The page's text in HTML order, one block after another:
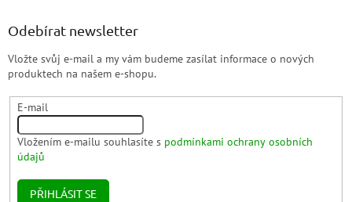
Odebírat newsletter
Vložte svůj e-mail a my vám budeme zasílat informace o nových
produktech na našem e-shopu.
E-mail
Vložením e-mailu souhlasíte s podmínkami ochrany osobních
údajů
PŘIHLÁSIT SE